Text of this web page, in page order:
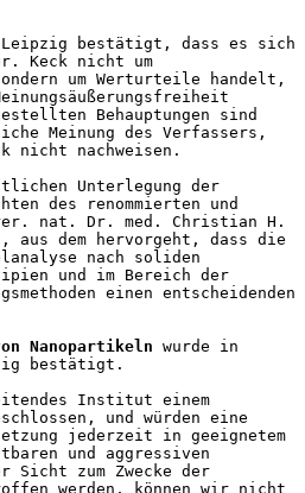
Leipzig bestätigt, dass
Keck nicht um
um Werturteile handelt,
Behauptungen sind
Meinung des Verfassers,
nicht nachweisen.
des renommierten und
nat. Dr. med. Christian H.
dem hervorgeht, dass die
nach soliden
und im Bereich der
einen entscheidenden
Nanopartikeln
bestätigt.
arbeitendes Institut
und würden eine
jederzeit in geeignetem
unhaltbaren und
Sicht zum Zwecke der
werden, können wir nicht